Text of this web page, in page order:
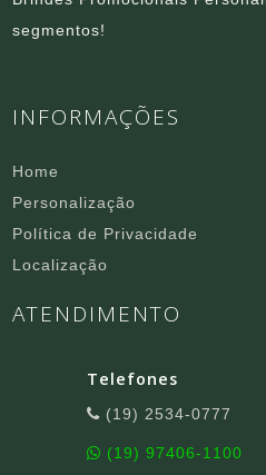
segmentos!
INFORMAÇÕES
Home
Personalização
Política de Privacidade
Localização
ATENDIMENTO
Telefones
(19) 2534-0777
(19) 97406-1100